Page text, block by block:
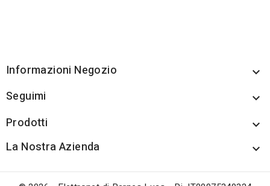
Informazioni Negozio 
Seguimi 
Prodotti 
La Nostra Azienda 